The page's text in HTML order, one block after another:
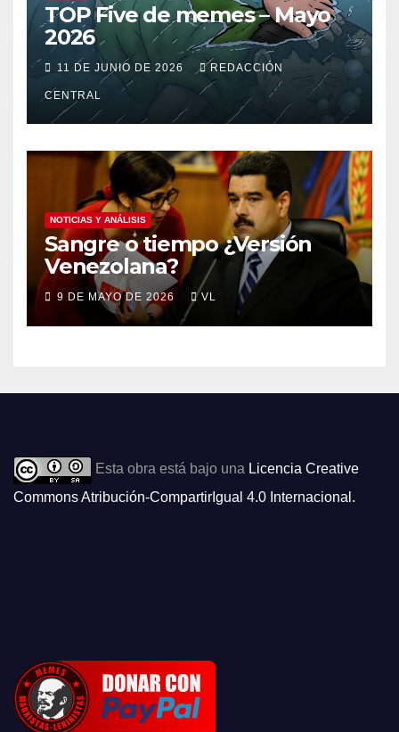
TOP Five de memes – Mayo
2026
11 DE JUNIO DE 2026 REDACCIÓN
CENTRAL
NOTICIAS Y ANÁLISIS
Sangre o tiempo ¿Versión
Venezolana?
9 DE MAYO DE 2026 VL
Esta obra está bajo una Licencia Creative
Commons Atribución-CompartirIgual 4.0 Internacional .